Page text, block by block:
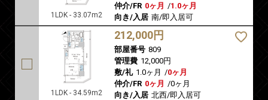
1LDK - 33.07m2
仲介/FR 0ヶ月 /1.0ヶ月
向き/入居 南/即入居可
1LDK - 34.59m2
212,000円
部屋番号 809
管理費 12,000円
敷/礼 1.0ヶ月 /0ヶ月
仲介/FR 0ヶ月 /0ヶ月
向き/入居 北西/即入居可